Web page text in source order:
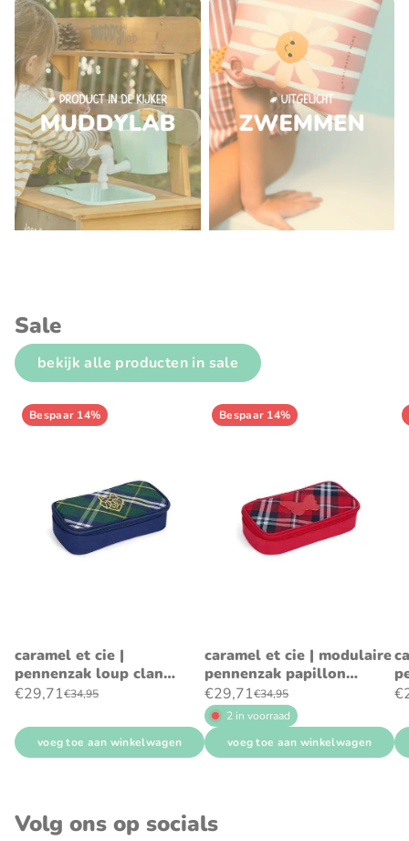
Sale
bekijk alle producten in sale
Bespaar 14%
caramel et cie |
pennenzak loup clan
tartan
€29,71€34,95
voeg toe aan winkelwagen
Bespaar 14%
caramel et cie | modulaire
pennenzak papillon
tartan rouge
€29,71€34,95
2 in voorraad
voeg toe aan winkelwagen
Volg ons op socials